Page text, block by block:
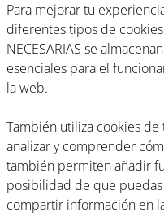
Para mejorar tu
diferentes tipos de
NECESARIAS se
esenciales para el
la web.
También utiliza cookies
analizar y comprender
también permiten añadir
posibilidad de que
compartir información en